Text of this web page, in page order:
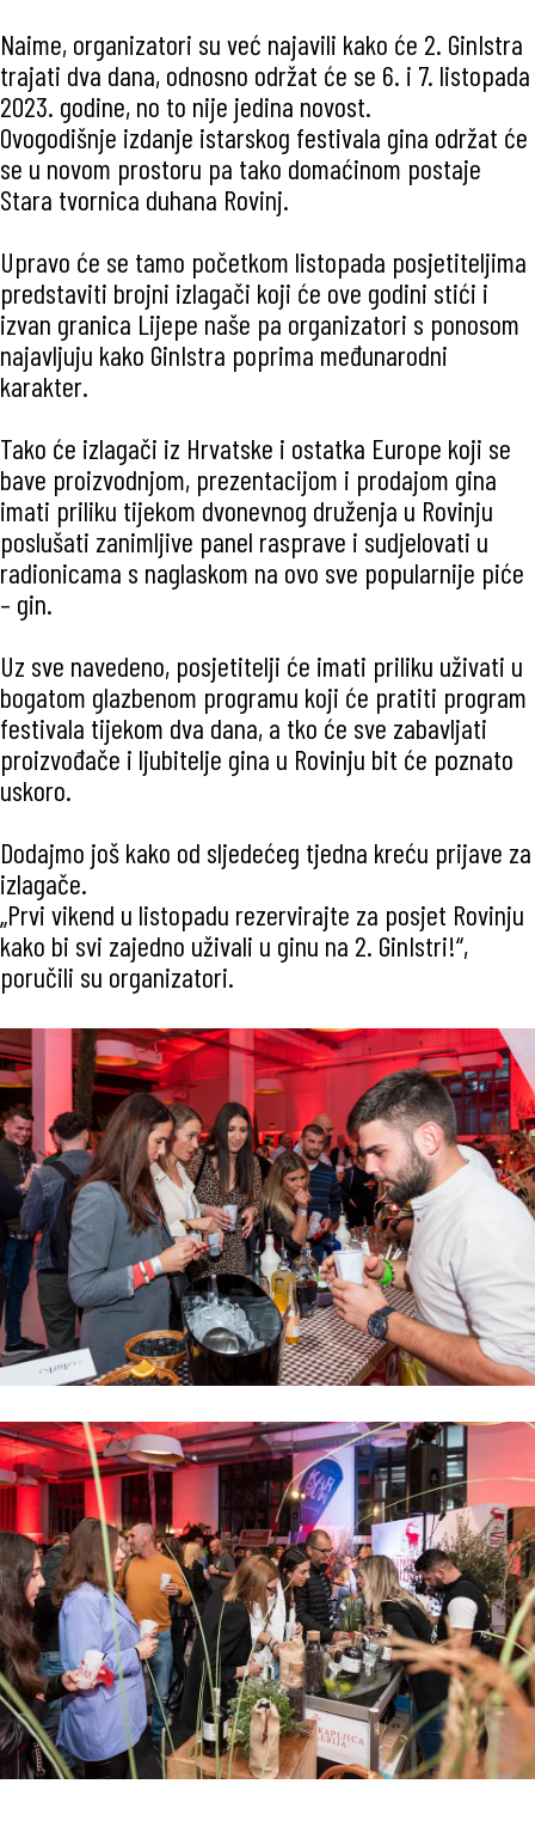
Naime, organizatori su već najavili kako će 2. GinIstra
trajati dva dana, odnosno održat će se 6. i 7. listopada
2023. godine, no to nije jedina novost.
Ovogodišnje izdanje istarskog festivala gina održat će
se u novom prostoru pa tako domaćinom postaje
Stara tvornica duhana Rovinj.
Upravo će se tamo početkom listopada posjetiteljima
predstaviti brojni izlagači koji će ove godini stići i
izvan granica Lijepe naše pa organizatori s ponosom
najavljuju kako GinIstra poprima međunarodni
karakter.
Tako će izlagači iz Hrvatske i ostatka Europe koji se
bave proizvodnjom, prezentacijom i prodajom gina
imati priliku tijekom dvonevnog druženja u Rovinju
poslušati zanimljive panel rasprave i sudjelovati u
radionicama s naglaskom na ovo sve popularnije piće
– gin.
Uz sve navedeno, posjetitelji će imati priliku uživati u
bogatom glazbenom programu koji će pratiti program
festivala tijekom dva dana, a tko će sve zabavljati
proizvođače i ljubitelje gina u Rovinju bit će poznato
uskoro.
Dodajmo još kako od sljedećeg tjedna kreću prijave za
izlagače.
„Prvi vikend u listopadu rezervirajte za posjet Rovinju
kako bi svi zajedno uživali u ginu na 2. GinIstri!“,
poručili su organizatori.